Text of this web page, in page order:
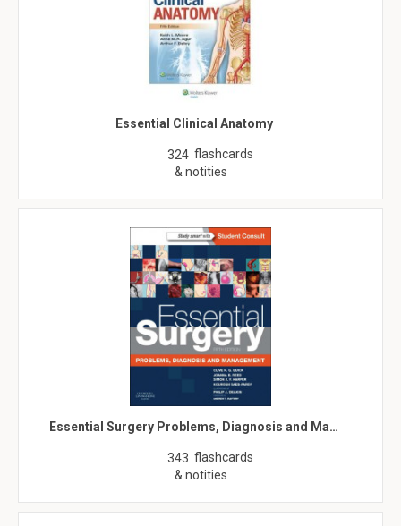
Essential Clinical Anatomy
324 flashcards
& notities
Essential Surgery Problems, Diagnosis and Ma…
343 flashcards
& notities